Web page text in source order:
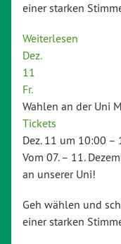
einer starken
Weiterlesen
Dez.
11
Fr.
Wahlen an der Uni
Tickets
Dez. 11 um 10:00 –
Vom 07. – 11.
an unserer Uni!
Geh wählen und
einer starken